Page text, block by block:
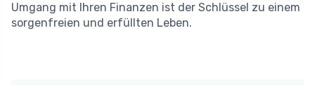
Umgang mit Ihren Finanzen ist der Schlüssel zu einem
sorgenfreien und erfüllten Leben.